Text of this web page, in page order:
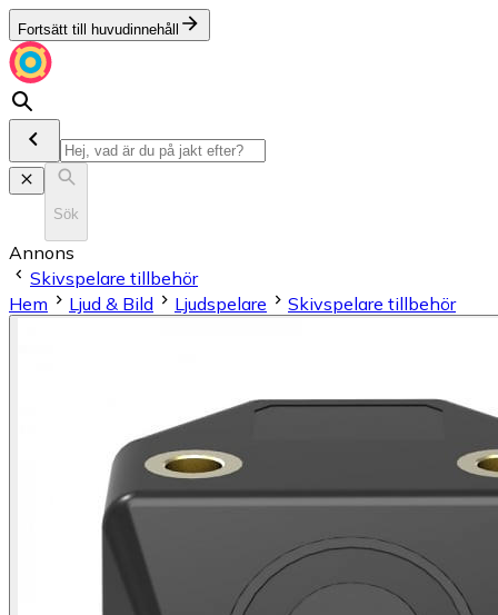
Fortsätt till huvudinnehåll
Sök
Annons
Skivspelare tillbehör
Hem
Ljud & Bild Ljudspelare Skivspelare tillbehör